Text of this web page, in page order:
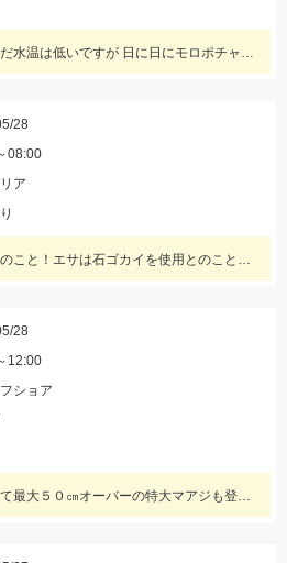
例年に比べるとまだまだ水温は低いですが 日に日にモロポチャギスの活性 高まってますよッ(^-^)
28
08:00
ア
良型混じりで釣れたとのこと！エサは石ゴカイを使用とのことでした。
28
12:00
ショア
旬の絶品イサキ！そして最大５０㎝オーバーの特大マアジも登場しました。